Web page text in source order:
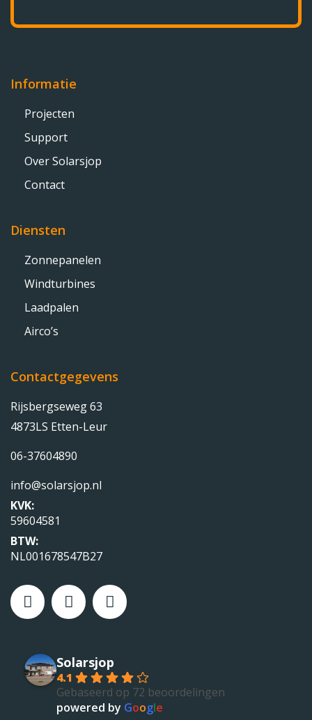
Informatie
Projecten
Support
Over Solarsjop
Contact
Diensten
Zonnepanelen
Windturbines
Laadpalen
Airco’s
Contactgegevens
Rijsbergseweg 63
4873LS Etten-Leur
06-37604890
info@solarsjop.nl
KVK:
59604581
BTW:
NL001678547B27
Solarsjop
4.1
Gebaseerd op 72 beoordelingen
powered by Google